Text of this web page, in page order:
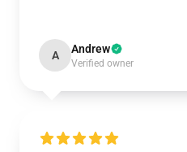
A Andrew
Verified owner